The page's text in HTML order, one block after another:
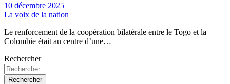
10 décembre 2025
La voix de la nation
Le renforcement de la coopération bilatérale entre le Togo et la
Colombie était au centre d’une…
Rechercher
Rechercher